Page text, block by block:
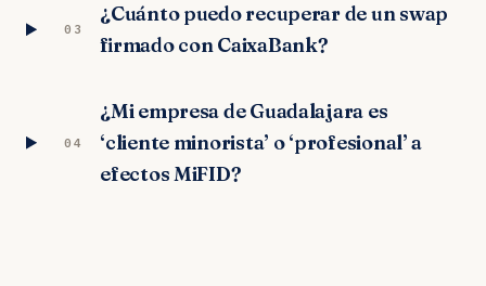
03
¿Cuánto puedo recuperar de un swap
firmado con CaixaBank?
04
¿Mi empresa de Guadalajara es
‘cliente minorista’ o ‘profesional’ a
efectos MiFID?